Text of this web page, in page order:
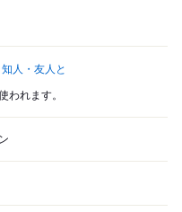
知人・友人と
われます。